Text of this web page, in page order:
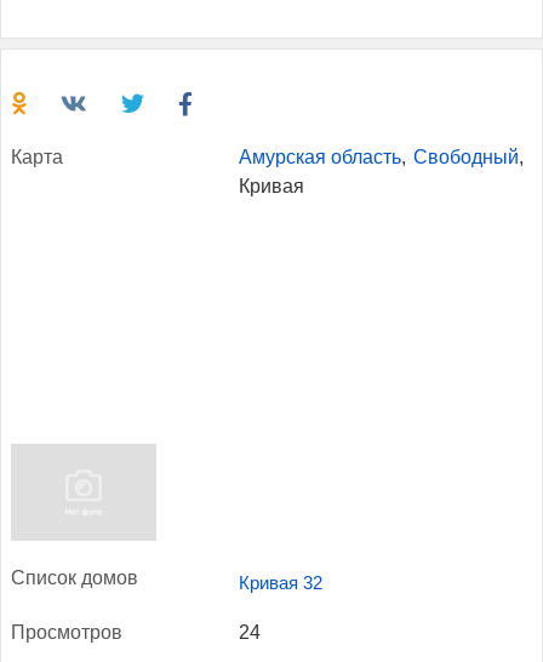
Кар­та Амурская область, Свободный,
Кривая
Спи­сок до­мов Кривая 32
Прос­мотров 24